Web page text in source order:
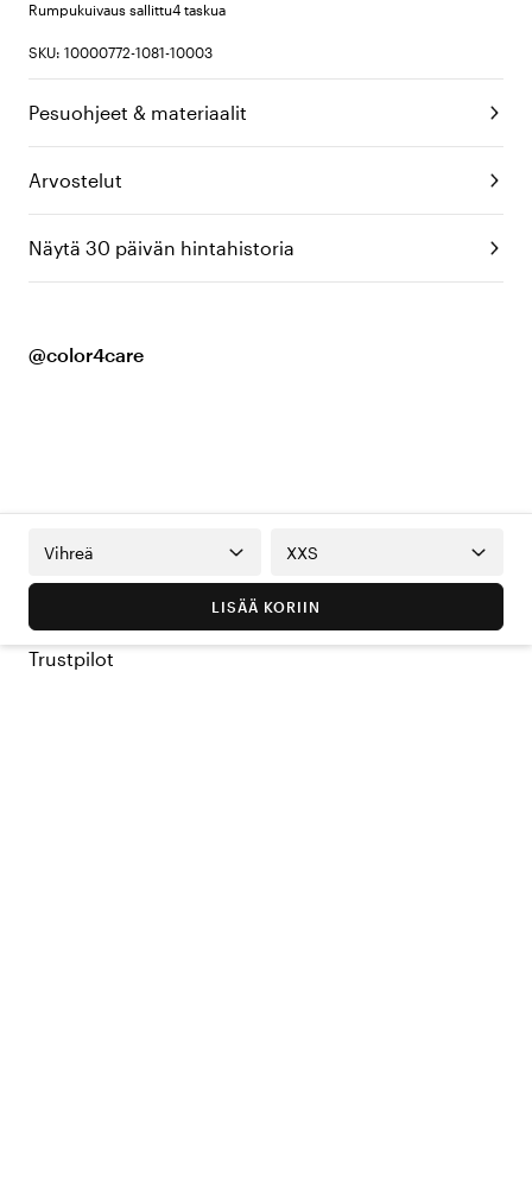
Rumpukuivaus sallittu4 taskua
SKU: 10000772-1081-10003
Pesuohjeet & materiaalit
Arvostelut
Näytä 30 päivän hintahistoria
@color4care
Vihreä XXS
LISÄÄ KORIIN
Trustpilot